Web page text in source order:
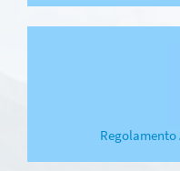
Regolamento